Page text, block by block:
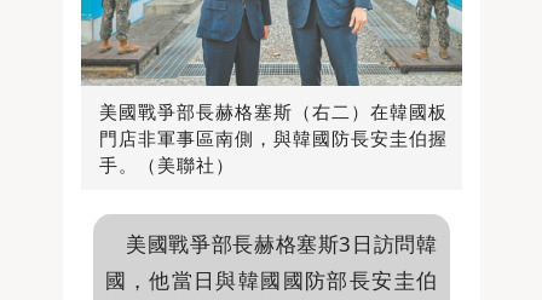
美國戰爭部長赫格塞斯（右二）在韓國板
門店非軍事區南側，與韓國防長安圭伯握
手。（美聯社）
美國戰爭部長赫格塞斯3日訪問韓
國，他當日與韓國國防部長安圭伯